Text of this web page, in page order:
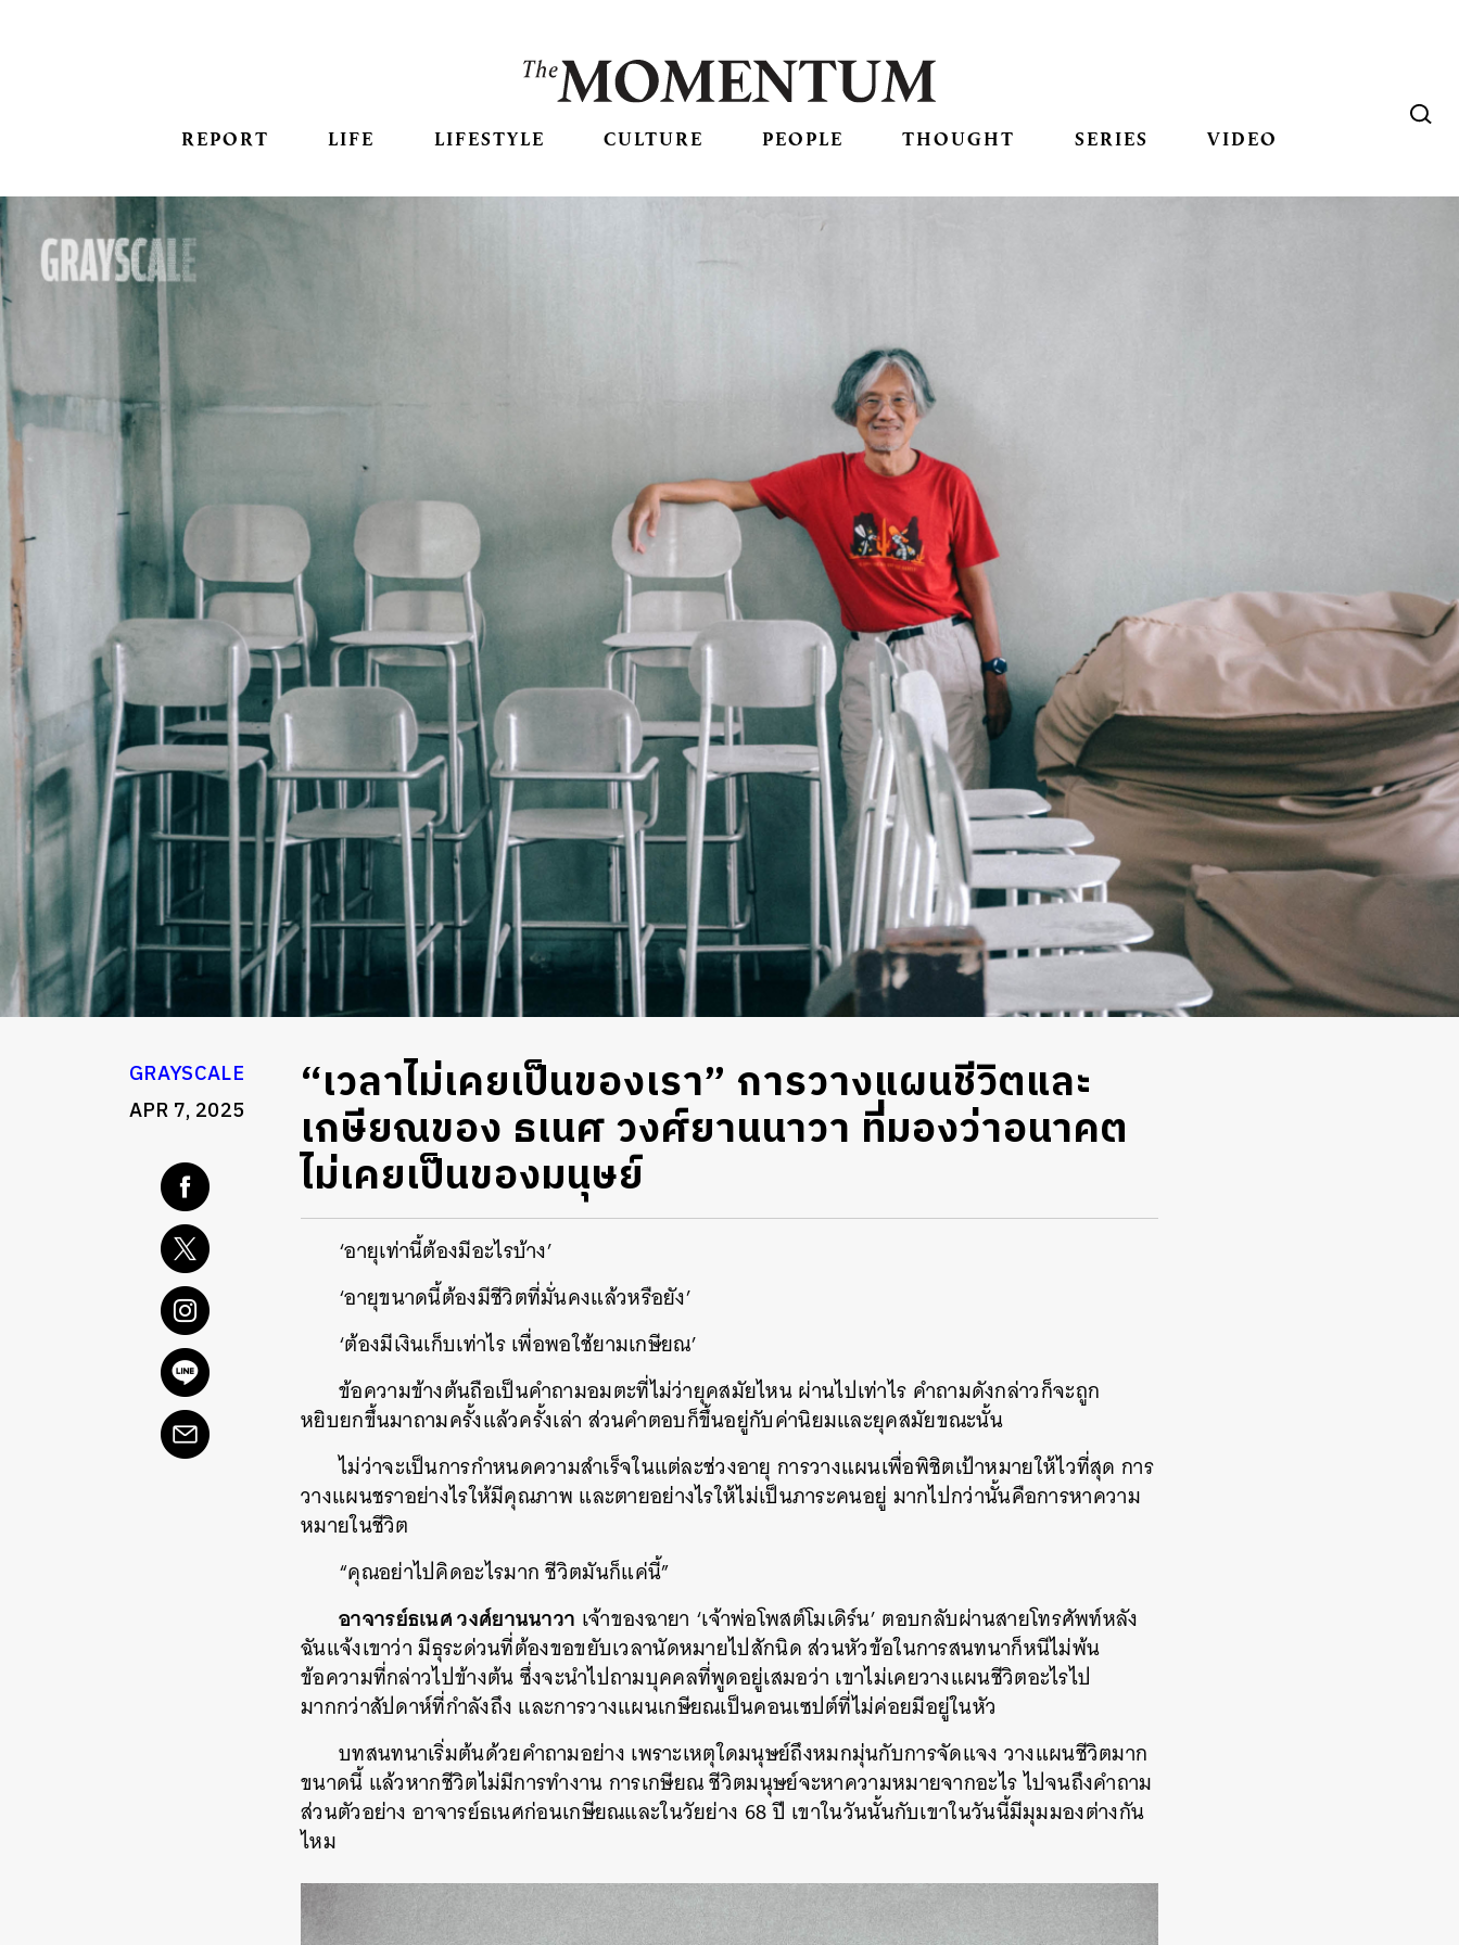
REPORT LIFE LIFESTYLE CULTURE PEOPLE THOUGHT SERIES VIDEO
GRAYSCALE
APR 7, 2025
“เวลาไม่เคยเป็นของเรา” การวางแผนชีวิตและ
เกษียณของ ธเนศ วงศ์ยานนาวา ที่มองว่าอนาคต
ไม่เคยเป็นของมนุษย์
‘อายุเท่านี้ต้องมีอะไรบ้าง’
‘อายุขนาดนี้ต้องมีชีวิตที่มั่นคงแล้วหรือยัง’
‘ต้องมีเงินเก็บเท่าไร เพื่อพอใช้ยามเกษียณ’
ข้อความข้างต้นถือเป็นคำถามอมตะที่ไม่ว่ายุคสมัยไหน ผ่านไปเท่าไร คำถามดังกล่าวก็จะถูก
หยิบยกขึ้นมาถามครั้งแล้วครั้งเล่า ส่วนคำตอบก็ขึ้นอยู่กับค่านิยมและยุคสมัยขณะนั้น
ไม่ว่าจะเป็นการกำหนดความสำเร็จในแต่ละช่วงอายุ การวางแผนเพื่อพิชิตเป้าหมายให้ไวที่สุด การ
วางแผนชราอย่างไรให้มีคุณภาพ และตายอย่างไรให้ไม่เป็นภาระคนอยู่ มากไปกว่านั้นคือการหาความ
หมายในชีวิต
“คุณอย่าไปคิดอะไรมาก ชีวิตมันก็แค่นี้”
อาจารย์ธเนศ วงศ์ยานนาวา เจ้าของฉายา ‘เจ้าพ่อโพสต์โมเดิร์น’ ตอบกลับผ่านสายโทรศัพท์หลัง
ฉันแจ้งเขาว่า มีธุระด่วนที่ต้องขอขยับเวลานัดหมายไปสักนิด ส่วนหัวข้อในการสนทนาก็หนีไม่พ้น
ข้อความที่กล่าวไปข้างต้น ซึ่งจะนำไปถามบุคคลที่พูดอยู่เสมอว่า เขาไม่เคยวางแผนชีวิตอะไรไป
มากกว่าสัปดาห์ที่กำลังถึง และการวางแผนเกษียณเป็นคอนเซปต์ที่ไม่ค่อยมีอยู่ในหัว
บทสนทนาเริ่มต้นด้วยคำถามอย่าง เพราะเหตุใดมนุษย์ถึงหมกมุ่นกับการจัดแจง วางแผนชีวิตมาก
ขนาดนี้ แล้วหากชีวิตไม่มีการทำงาน การเกษียณ ชีวิตมนุษย์จะหาความหมายจากอะไร ไปจนถึงคำถาม
ส่วนตัวอย่าง อาจารย์ธเนศก่อนเกษียณและในวัยย่าง 68 ปี เขาในวันนั้นกับเขาในวันนี้มีมุมมองต่างกัน
ไหม